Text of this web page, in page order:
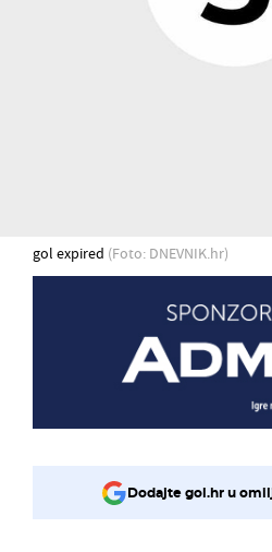
gol expired (Foto: DNEVNIK.hr)
Dodajte gol.hr u